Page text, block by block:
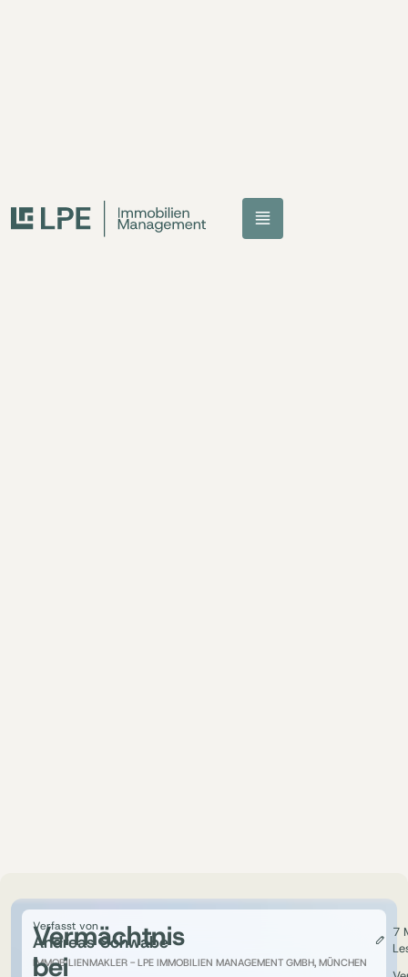
Vermächtnis
bei
Verfasst von
Andreas Schwabe
IMMOBILIENMAKLER - LPE IMMOBILIEN MANAGEMENT GMBH, MÜNCHEN
7